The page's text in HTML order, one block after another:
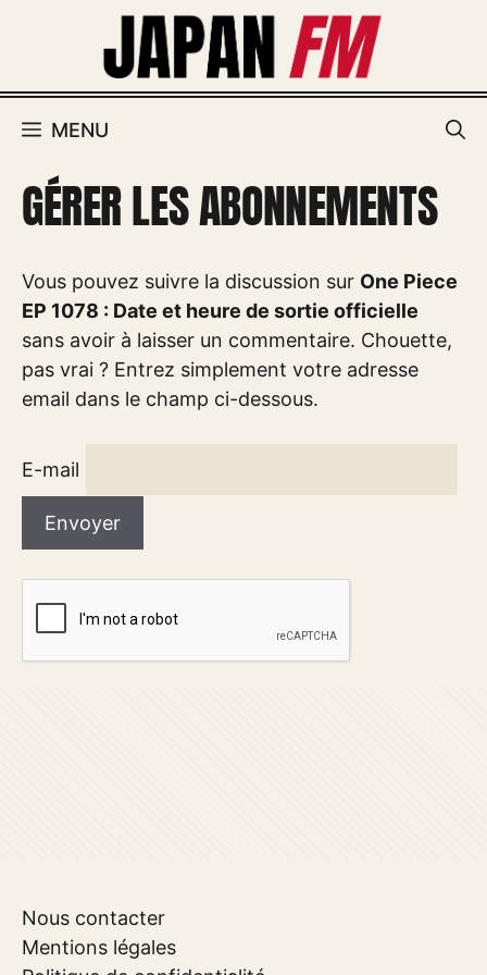
MENU
GÉRER LES ABONNEMENTS
Vous pouvez suivre la discussion sur One Piece
EP 1078 : Date et heure de sortie officielle
sans avoir à laisser un commentaire. Chouette,
pas vrai ? Entrez simplement votre adresse
email dans le champ ci-dessous.
E-mail
Nous contacter
Mentions légales